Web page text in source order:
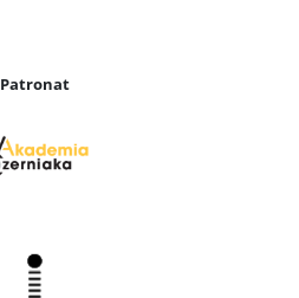
Patronat